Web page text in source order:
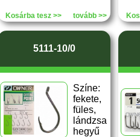
Kosárba tesz >> tovább >>
5111-10/0
Színe:
fekete,
füles,
lándzsa
hegyű